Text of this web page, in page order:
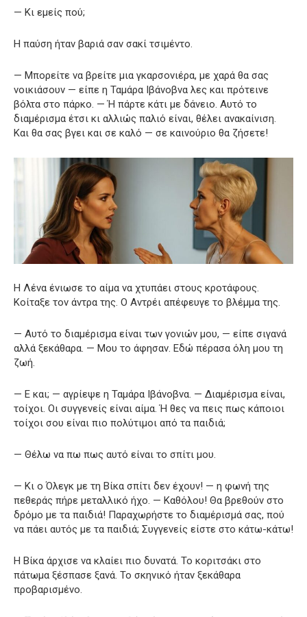
— Κι εμείς πού;
Η παύση ήταν βαριά σαν σακί τσιμέντο.
— Μπορείτε να βρείτε μια γκαρσονιέρα, με χαρά θα σας
νοικιάσουν — είπε η Ταμάρα Ιβάνοβνα λες και πρότεινε
βόλτα στο πάρκο. — Ή πάρτε κάτι με δάνειο. Αυτό το
διαμέρισμα έτσι κι αλλιώς παλιό είναι, θέλει ανακαίνιση.
Και θα σας βγει και σε καλό — σε καινούριο θα ζήσετε!
Η Λένα ένιωσε το αίμα να χτυπάει στους κροτάφους.
Κοίταξε τον άντρα της. Ο Αντρέι απέφευγε το βλέμμα της.
— Αυτό το διαμέρισμα είναι των γονιών μου, — είπε σιγανά
αλλά ξεκάθαρα. — Μου το άφησαν. Εδώ πέρασα όλη μου τη
ζωή.
— Ε και; — αγρίεψε η Ταμάρα Ιβάνοβνα. — Διαμέρισμα είναι,
τοίχοι. Οι συγγενείς είναι αίμα. Ή θες να πεις πως κάποιοι
τοίχοι σου είναι πιο πολύτιμοι από τα παιδιά;
— Θέλω να πω πως αυτό είναι το σπίτι μου.
— Κι ο Όλεγκ με τη Βίκα σπίτι δεν έχουν! — η φωνή της
πεθεράς πήρε μεταλλικό ήχο. — Καθόλου! Θα βρεθούν στο
δρόμο με τα παιδιά! Παραχωρήστε το διαμέρισμά σας, πού
να πάει αυτός με τα παιδιά; Συγγενείς είστε στο κάτω-κάτω!
Η Βίκα άρχισε να κλαίει πιο δυνατά. Το κοριτσάκι στο
πάτωμα ξέσπασε ξανά. Το σκηνικό ήταν ξεκάθαρα
προβαρισμένο.